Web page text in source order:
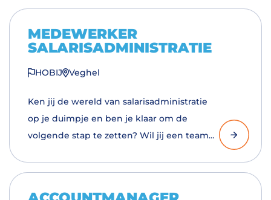
MEDEWERKER
SALARISADMINISTRATIE
HOBIJ Veghel
Ken jij de wereld van salarisadministratie
op je duimpje en ben je klaar om de
volgende stap te zetten? Wil jij een team